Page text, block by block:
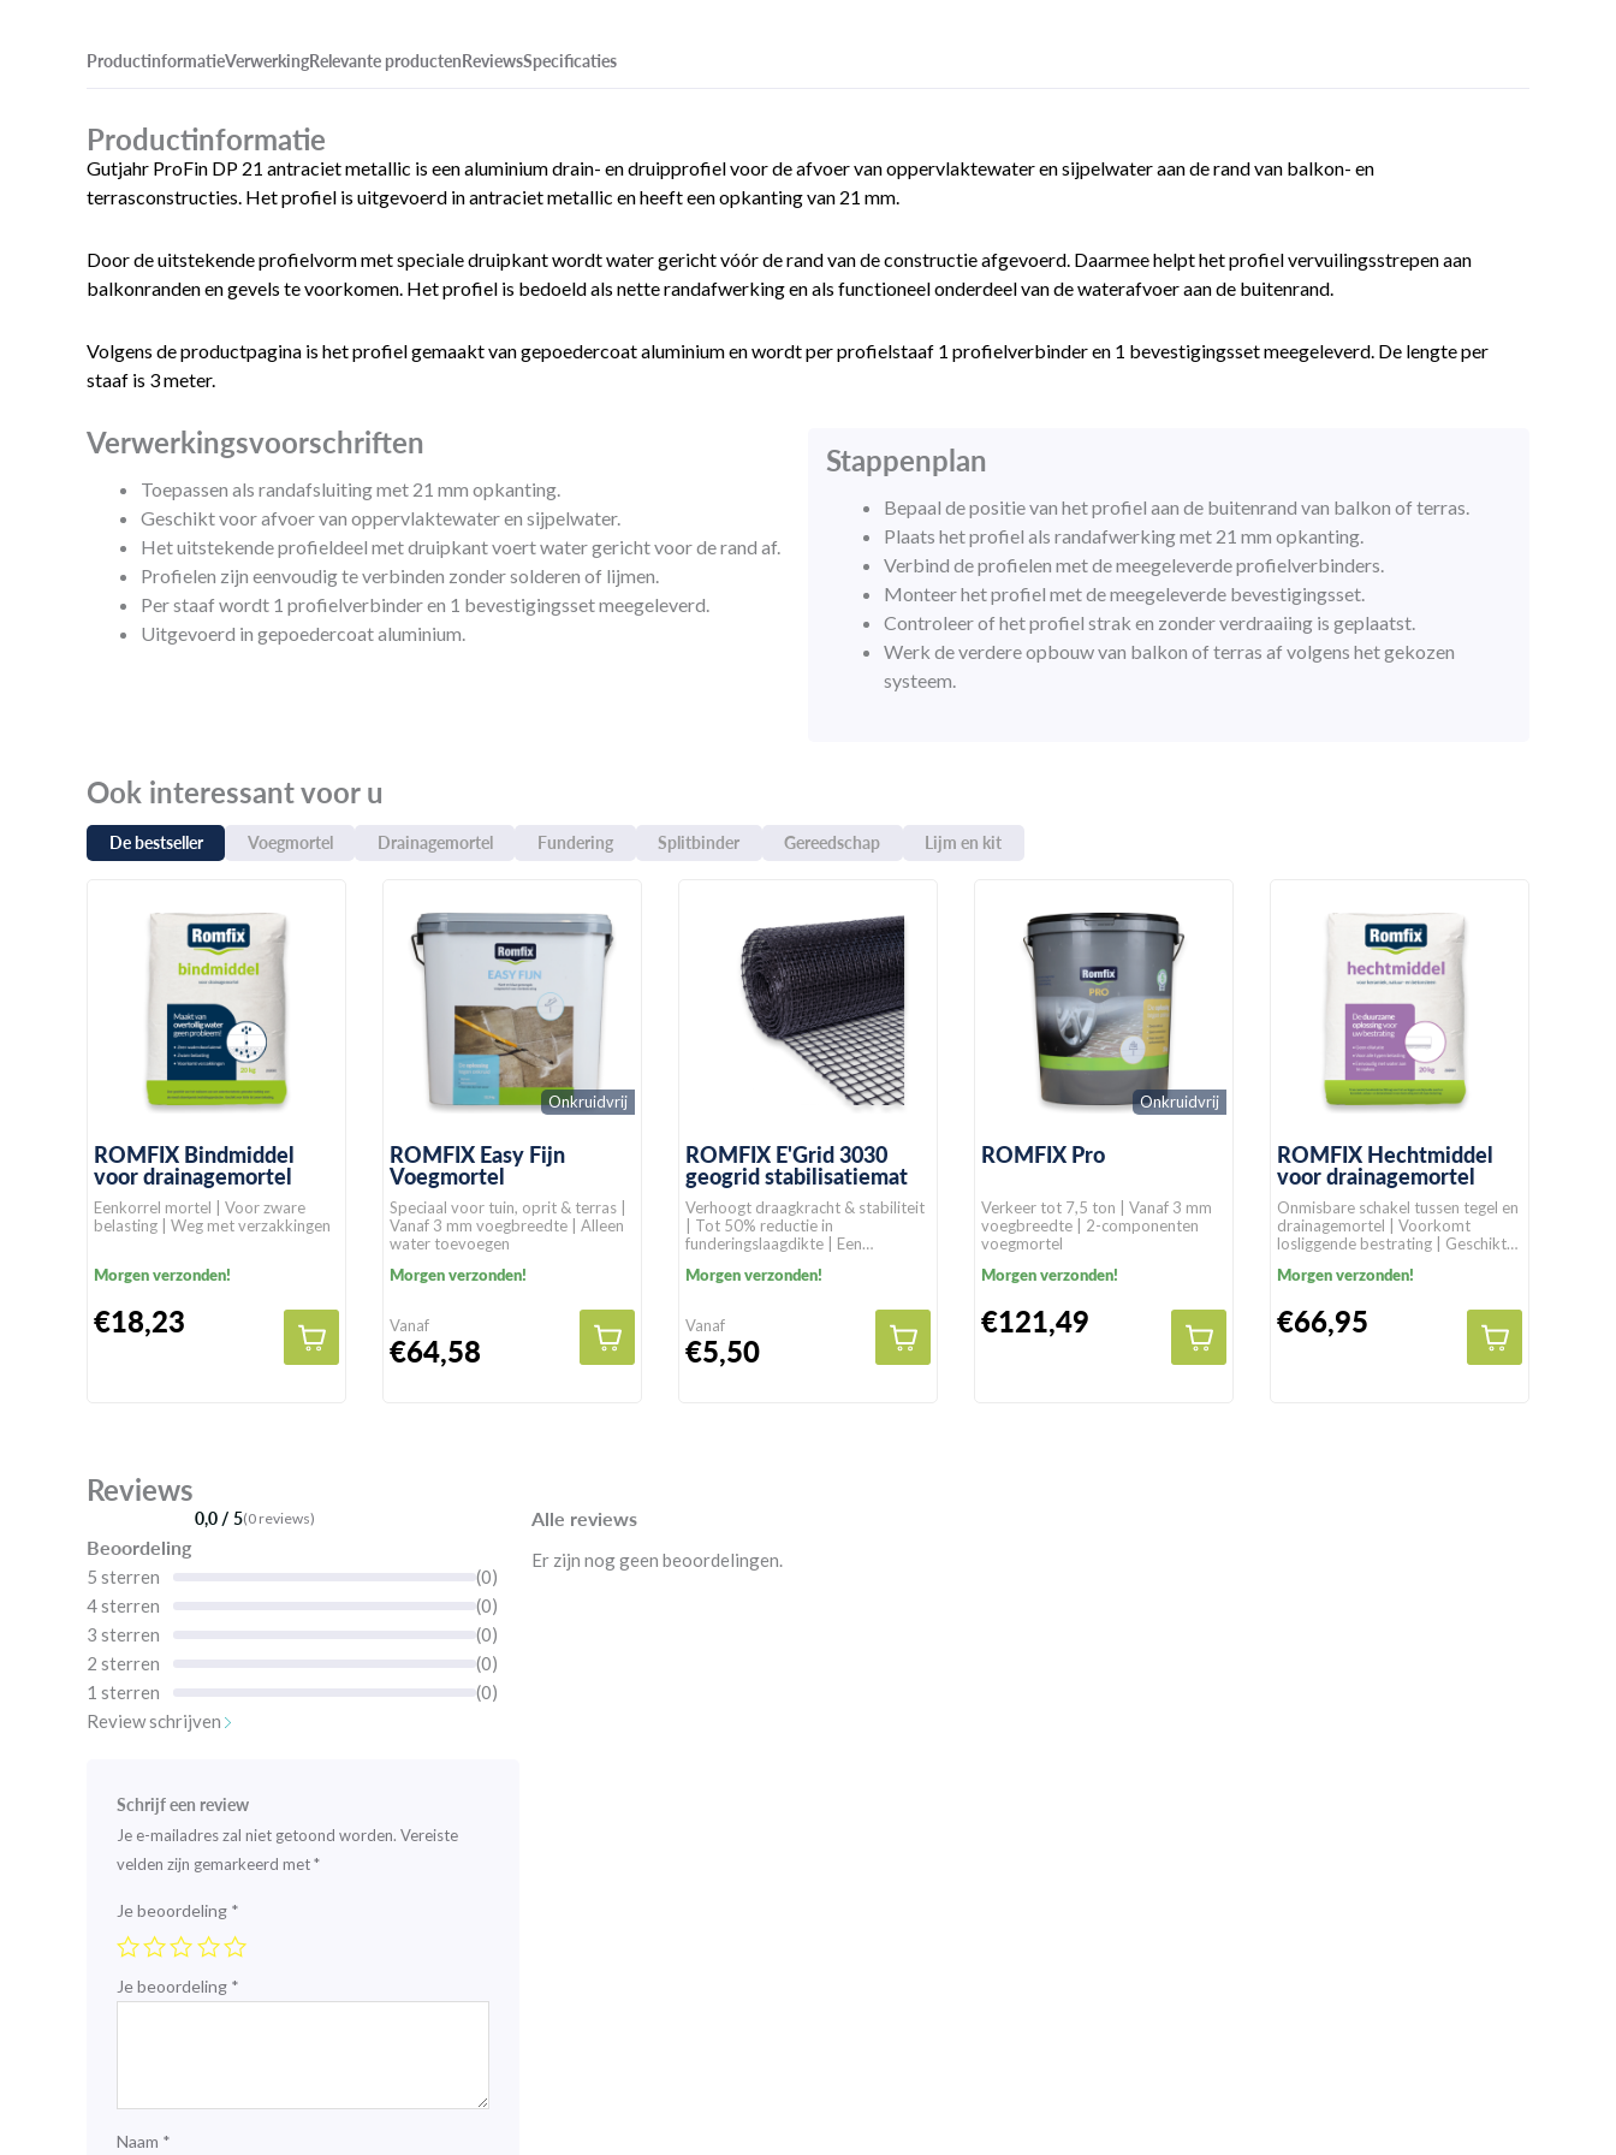
ProductinformatieVerwerkingRelevante productenReviewsSpecificaties
Productinformatie
Gutjahr ProFin DP 21 antraciet metallic is een aluminium drain- en druipprofiel voor de afvoer van oppervlaktewater en sijpelwater aan de rand van balkon- en
terrasconstructies. Het profiel is uitgevoerd in antraciet metallic en heeft een opkanting van 21 mm.
Door de uitstekende profielvorm met speciale druipkant wordt water gericht vóór de rand van de constructie afgevoerd. Daarmee helpt het profiel vervuilingsstrepen aan
balkonranden en gevels te voorkomen. Het profiel is bedoeld als nette randafwerking en als functioneel onderdeel van de waterafvoer aan de buitenrand.
Volgens de productpagina is het profiel gemaakt van gepoedercoat aluminium en wordt per profielstaaf 1 profielverbinder en 1 bevestigingsset meegeleverd. De lengte per
staaf is 3 meter.
Verwerkingsvoorschriften
Toepassen als randafsluiting met 21 mm opkanting.
Geschikt voor afvoer van oppervlaktewater en sijpelwater.
Het uitstekende profieldeel met druipkant voert water gericht voor de rand af.
Profielen zijn eenvoudig te verbinden zonder solderen of lijmen.
Per staaf wordt 1 profielverbinder en 1 bevestigingsset meegeleverd.
Uitgevoerd in gepoedercoat aluminium.
Stappenplan
Bepaal de positie van het profiel aan de buitenrand van balkon of terras.
Plaats het profiel als randafwerking met 21 mm opkanting.
Verbind de profielen met de meegeleverde profielverbinders.
Monteer het profiel met de meegeleverde bevestigingsset.
Controleer of het profiel strak en zonder verdraaiing is geplaatst.
Werk de verdere opbouw van balkon of terras af volgens het gekozen
systeem.
Ook interessant voor u
De bestseller Voegmortel Drainagemortel Fundering Splitbinder Gereedschap Lijm en kit
ROMFIX Bindmiddel
voor drainagemortel
Eenkorrel mortel | Voor zware
belasting | Weg met verzakkingen
Morgen verzonden!
€18,23
Onkruidvrij
ROMFIX Easy Fijn
Voegmortel
Speciaal voor tuin, oprit & terras |
Vanaf 3 mm voegbreedte | Alleen
water toevoegen
Morgen verzonden!
Vanaf
€64,58
ROMFIX E'Grid 3030
geogrid stabilisatiemat
Verhoogt draagkracht & stabiliteit
| Tot 50% reductie in
funderingslaagdikte | Een
natuurlijke gronden
Morgen verzonden!
Vanaf
€5,50
Onkruidvrij
ROMFIX Pro
Verkeer tot 7,5 ton | Vanaf 3 mm
voegbreedte | 2-componenten
voegmortel
Morgen verzonden!
€121,49
ROMFIX Hechtmiddel
voor drainagemortel
Onmisbare schakel tussen tegel en
drainagemortel | Voorkomt
losliggende bestrating | Geschikt
Morgen verzonden!
€66,95
Reviews
0,0 / 5(0 reviews)
Beoordeling
5 sterren
(0)
4 sterren
(0)
3 sterren
(0)
2 sterren
(0)
1 sterren
(0)
Review schrijven
Schrijf een review
Je e-mailadres zal niet getoond worden. Vereiste
velden zijn gemarkeerd met*
Je beoordeling *
Je beoordeling *
Naam *
Alle reviews
Er zijn nog geen beoordelingen.